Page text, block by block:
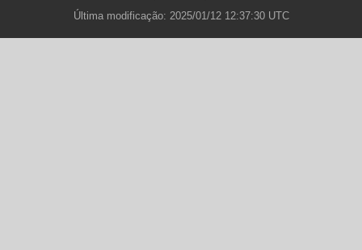
Última modificação: 2025/01/12 12:37:30 UTC